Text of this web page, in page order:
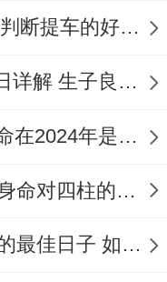
2025年提车吉日解析 如何判断提车的好日子
农历甲辰龙年12月生子吉日详解 生子良辰的影响因素
辛金2024年财官年，辛金命在2024年是财官年还是财印年
八字中的胎命身是什么,胎身命对四柱的影响
2024年农历12月宝宝出生的最佳日子 如何挑选适合的吉日